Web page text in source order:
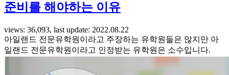
준비를 해야하는 이유
views: 36,093, last update: 2022.08.22
아일랜드 전문유학원이라고 주장하는 유학원들은 많지만 아
일랜드 전문유학원이라고 인정받는 유학원은 소수입니다.